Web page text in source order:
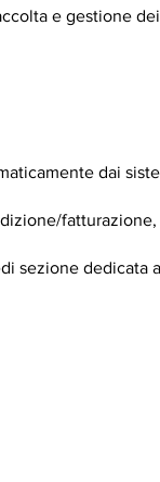
e gestione
dai
sezione dedicata